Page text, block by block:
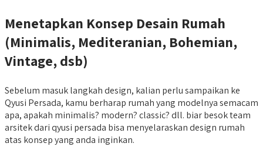
Menetapkan Konsep Desain Rumah
(Minimalis, Mediteranian, Bohemian,
Vintage, dsb)
Sebelum masuk langkah design, kalian perlu sampaikan ke
Qyusi Persada, kamu berharap rumah yang modelnya semacam
apa, apakah minimalis? modern? classic? dll. biar besok team
arsitek dari qyusi persada bisa menyelaraskan design rumah
atas konsep yang anda inginkan.